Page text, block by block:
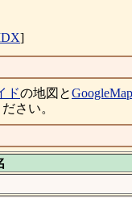
]
ドの地図とGoogleMap
さい。